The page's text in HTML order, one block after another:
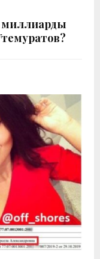
миллиарды